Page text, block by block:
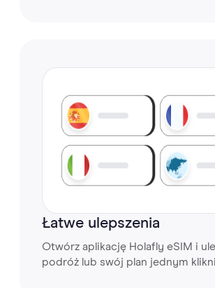
Łatwe ulepszenia
Otwórz aplikację Holafly eSIM i
podróż lub swój plan jednym